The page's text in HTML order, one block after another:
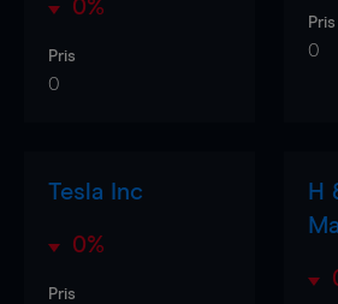
0%
Pris
0
Pris
0
Tesla Inc
0%
Pris
H